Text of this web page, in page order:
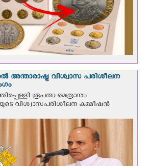
അന്താരാഷ്ട്ര വിശ്വാസ പരിശീലന
രൂപതാ മെത്രാനും
വിശ്വാസപരിശീലന കമ്മീഷൻ